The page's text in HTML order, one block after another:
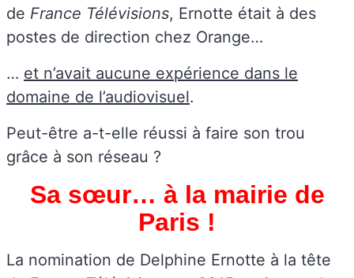
de France Télévisions, Ernotte était à des
postes de direction chez Orange…
… et n’avait aucune expérience dans le
domaine de l’audiovisuel.
Peut-être a-t-elle réussi à faire son trou
grâce à son réseau ?
Sa sœur… à la mairie de
Paris !
La nomination de Delphine Ernotte à la tête